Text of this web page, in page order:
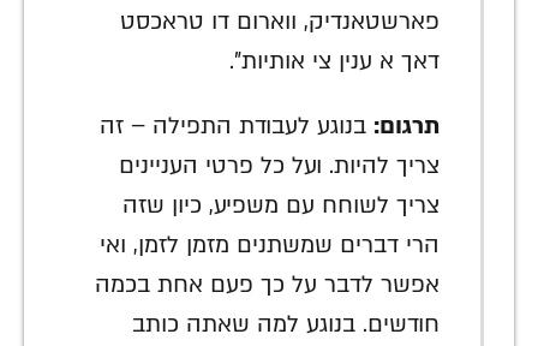
פארשטאנדיק, ווארום דו טראכסט
דאך א ענין צי אותיות".
תרגום: בנוגע לעבודת התפילה – זה
צריך להיות. ועל כל פרטי העניינים
צריך לשוחח עם משפיע, כיון שזה
הרי דברים שמשתנים מזמן לזמן, ואי
אפשר לדבר על כך פעם אחת בכמה
חודשים. בנוגע למה שאתה כותב